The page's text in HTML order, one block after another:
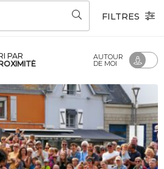
FILTRES
PAR
AUTOUR
DE MOI